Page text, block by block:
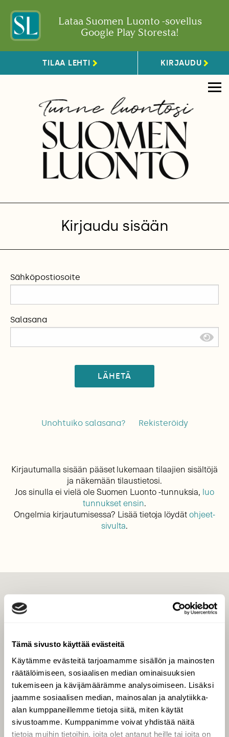
Tämä sivusto käyttää evästeitä
Käytämme evästeitä tarjoamamme sisällön ja mainosten
räätälöimiseen, sosiaalisen median ominaisuuksien
tukemiseen ja kävijämäärämme analysoimiseen. Lisäksi
jaamme sosiaalisen median, mainosalan ja analytiikka-
alan kumppaneillemme tietoja siitä, miten käytät
sivustoamme. Kumppanimme voivat yhdistää näitä
tietoja muihin tietoihin, joita olet antanut heille tai joita on
Lataa Suomen Luonto -sovellus
Google Play Storesta!
TILAA LEHTI KIRJAUDU
Kirjaudu sisään
Sähköpostiosoite
Salasana
LÄHETÄ
Unohtuiko salasana? Rekisteröidy
Kirjautumalla sisään pääset lukemaan tilaajien sisältöjä
ja näkemään tilaustietosi.
Jos sinulla ei vielä ole Suomen Luonto -tunnuksia, luo
tunnukset ensin.
Ongelmia kirjautumisessa? Lisää tietoja löydätohjeet-
sivulta.
Tilaa digilukuoikeus
Äänestä parasta juttua
Tilaa uutiskirje
SUOMEN LUONNON­
SUOJELU­LIITTO